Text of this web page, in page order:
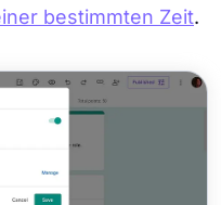
bestimmten Zeit.